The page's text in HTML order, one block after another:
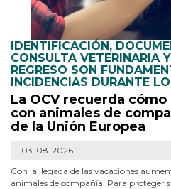
IDENTIFICACIÓN,
CONSULTA VETERINARIA
REGRESO SON
INCIDENCIAS DURANTE
La OCV recuerda
con animales de
de la Unión Europea
03-08-2026
Con la llegada de las vacaciones
animales de compañía. Para proteger